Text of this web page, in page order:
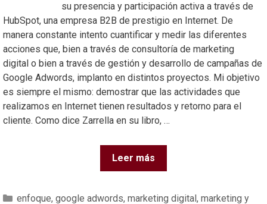
su presencia y participación activa a través de
HubSpot, una empresa B2B de prestigio en
Internet. De manera constante intento cuantificar
y medir las diferentes acciones que, bien a través de
consultoría de marketing digital o bien a través de gestión y
desarrollo de campañas de Google Adwords, implanto en
distintos proyectos. Mi objetivo es siempre el mismo:
demostrar que las actividades que realizamos en Internet
tienen resultados y retorno para el cliente. Como dice Zarrella
Leer más